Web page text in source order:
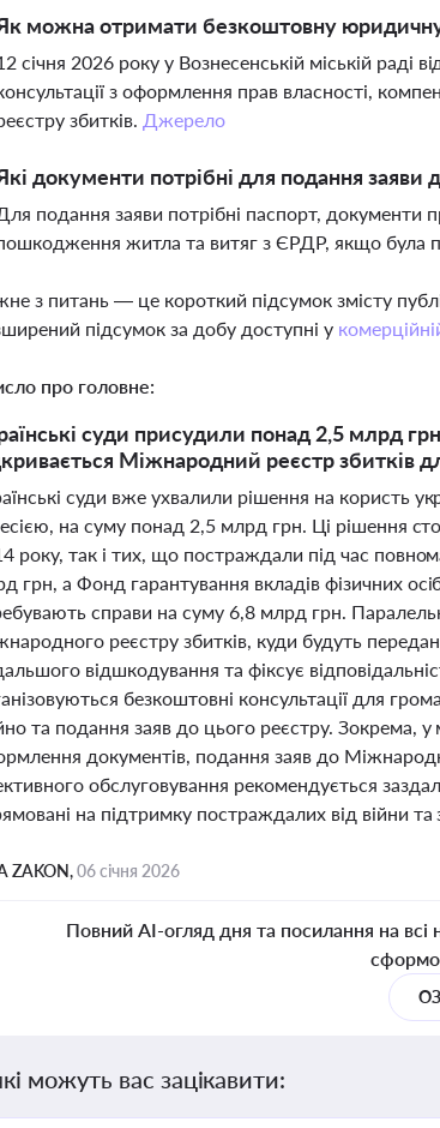
можна отримати безкоштовну юридичну
січня 2026 року у Вознесенській міській
з оформлення прав власності,
збитків. Джерело
документи потрібні для подання заяви
подання заяви потрібні паспорт, документи
житла та витяг з ЄРДР, якщо була
з питань — це короткий підсумок змісту
підсумок за добу доступні у
про головне:
суди присудили понад 2,5 млрд грн
Міжнародний реєстр збитків
суди вже ухвалили рішення на користь
на суму понад 2,5 млрд грн. Ці рішення
року, так і тих, що постраждали під час
грн, а Фонд гарантування вкладів фізичних
справи на суму 6,8 млрд грн.
реєстру збитків, куди будуть
відшкодування та фіксує
безкоштовні консультації для
та подання заяв до цього реєстру. Зокрема,
документів, подання заяв до
обслуговування рекомендується
на підтримку постраждалих від війни
ZAKON,06 січня 2026
Повний AI-огляд дня та посилання на всі
можуть вас зацікавити: